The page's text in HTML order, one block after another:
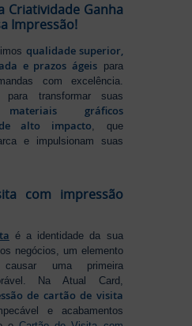
Criatividade Ganha
Impressão!
qualidade superior,
e prazos ágeispara
com excelência.
para transformar suas
materiais gráficos
alto impacto, que
e impulsionam suas
com impressão
é a identidade da sua
negócios, um elemento
uma primeira
Na Atual Card,
de cartão de visita
e acabamentos